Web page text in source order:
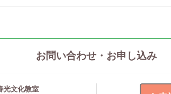
お問い合わせ・お申し込み
光文化教室